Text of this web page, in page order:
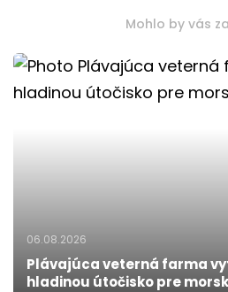
Mohlo by vás
06.08.2026
Plávajúca veterná farma
hladinou útočisko pre